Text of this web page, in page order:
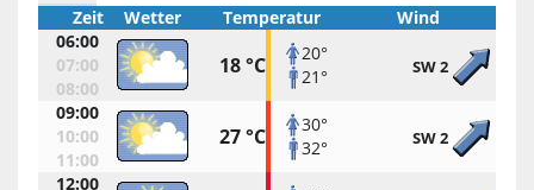
Zeit Wetter Temperatur
Wind
06:00
07:00
08:00
18 °C
20°
21°
SW 2
09:00
10:00
11:00
27 °C
30°
32°
SW 2
12:00